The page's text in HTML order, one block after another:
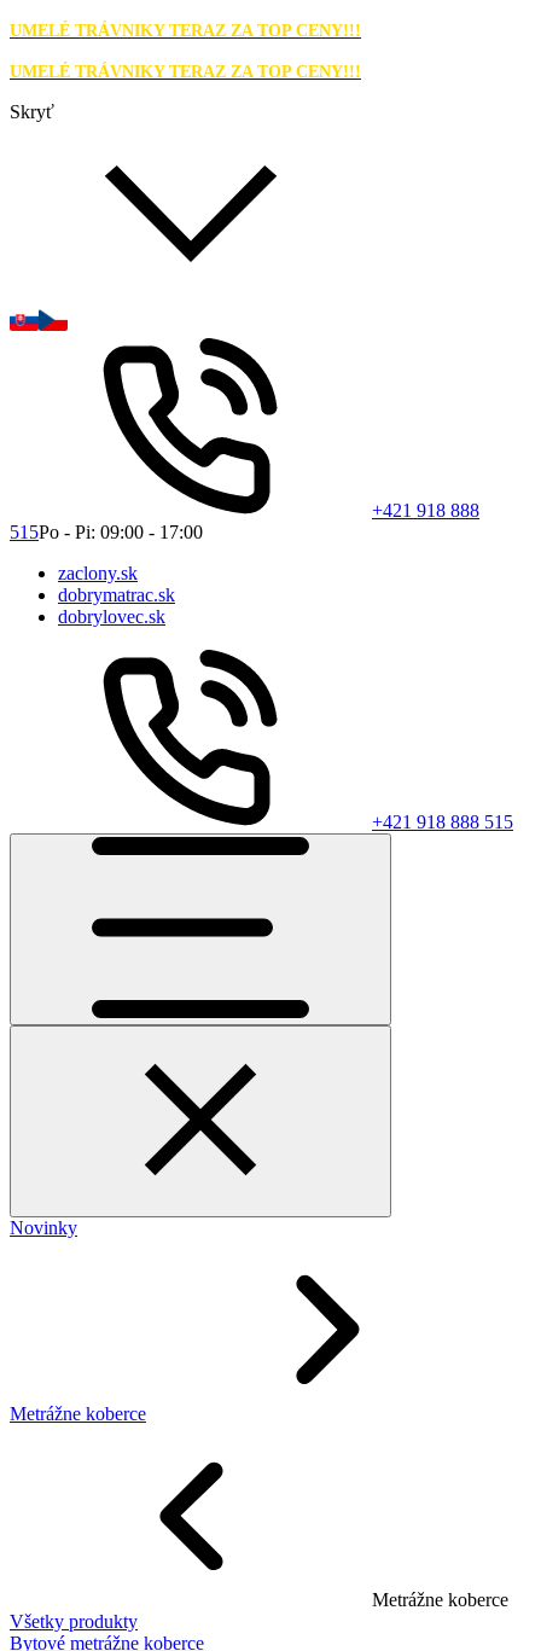
UMELÉ TRÁVNIKY TERAZ ZA TOP CENY!!!
UMELÉ TRÁVNIKY TERAZ ZA TOP CENY!!!
Skryť
+421 918 888
515Po - Pi: 09:00 - 17:00
zaclony.sk
dobrymatrac.sk
dobrylovec.sk
+421 918 888 515
Novinky
Metrážne koberce
Metrážne koberce
Všetky produkty
Bytové metrážne koberce